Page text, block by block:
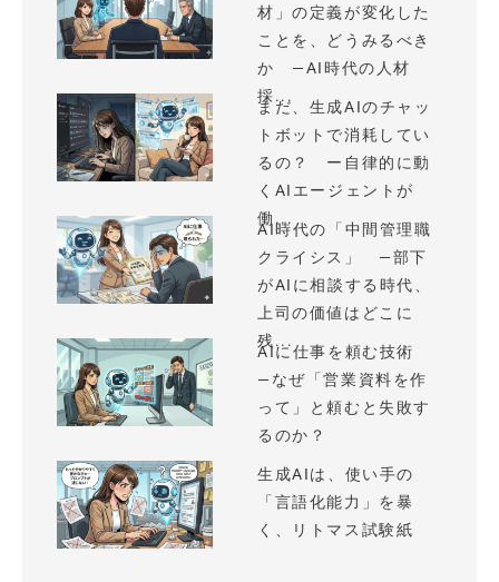
材」の定義が変化した
ことを、どうみるべき
か —AI時代の人材
採...
まだ、生成AIのチャッ
トボットで消耗してい
るの？ ー自律的に動
くAIエージェントが
働...
AI時代の「中間管理職
クライシス」 —部下
がAIに相談する時代、
上司の価値はどこに
残...
AIに仕事を頼む技術
—なぜ「営業資料を作
って」と頼むと失敗す
るのか？
生成AIは、使い手の
「言語化能力」を暴
く、リトマス試験紙